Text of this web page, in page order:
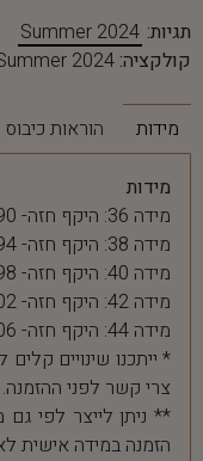
תגיות: Summer 2024
קולקציה: 2024
מידות הוראות כיבוס
מידות
מידה 36: היקף חזה- 90 ס"מ, היקף מותן- 68 ס"מ
מידה 38: היקף חזה- 94 ס"מ, היקף מותן- 72 ס"מ
מידה 40: היקף חזה- 98 ס"מ, היקף מותן- 76 ס"מ
מידה 42: היקף חזה- 102 ס"מ, היקף מותן- 80 ס"מ
מידה 44: היקף חזה- 106 ס"מ, היקף מותן- 84 ס"מ
* ייתכנו שינויים
צרי קשר לפני ההזמנה.
** ניתן לייצר לפי
הזמנה במידה אישית